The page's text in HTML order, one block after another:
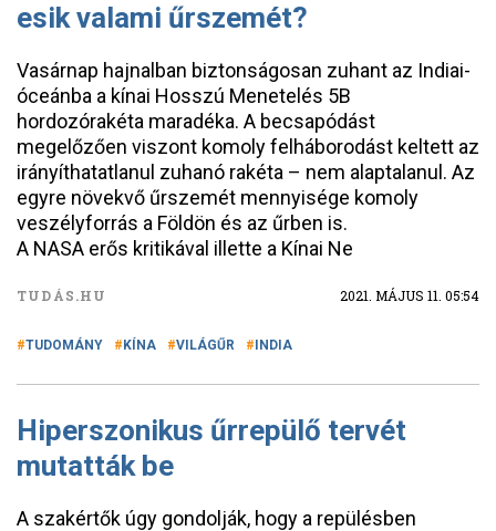
esik valami űrszemét?
Vasárnap hajnalban biztonságosan zuhant az Indiai-
óceánba a kínai Hosszú Menetelés 5B
hordozórakéta maradéka. A becsapódást
megelőzően viszont komoly felháborodást keltett az
irányíthatatlanul zuhanó rakéta – nem alaptalanul. Az
egyre növekvő űrszemét mennyisége komoly
veszélyforrás a Földön és az űrben is.
A NASA erős kritikával illette a Kínai Ne
TUDÁS.HU 2021. MÁJUS 11. 05:54
TUDOMÁNY KÍNA VILÁGŰR INDIA
Hiperszonikus űrrepülő tervét
mutatták be
A szakértők úgy gondolják, hogy a repülésben